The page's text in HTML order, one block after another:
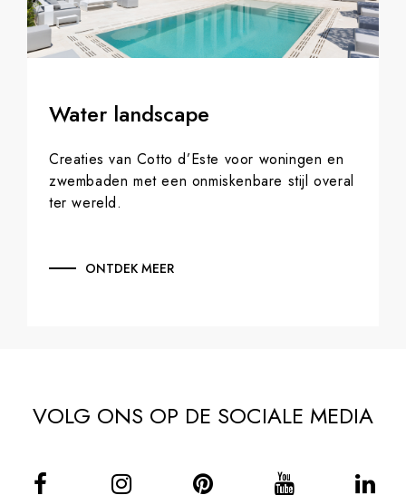
Water landscape
Creaties van Cotto d’Este voor woningen en
zwembaden met een onmiskenbare stijl overal
ter wereld.
ONTDEK MEER
VOLG ONS OP DE SOCIALE MEDIA